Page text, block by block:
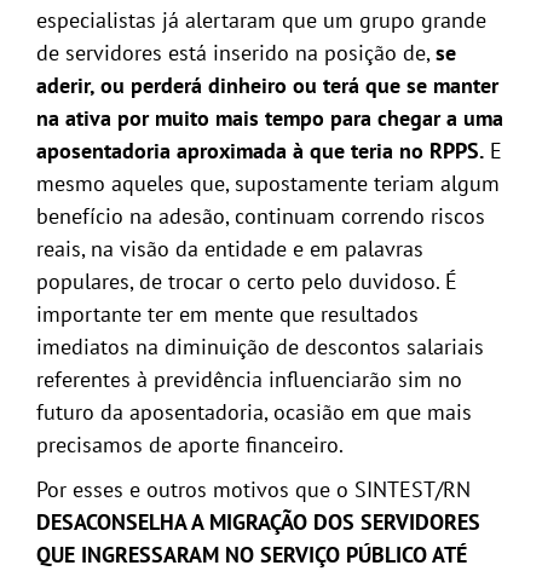
especialistas já alertaram que um grupo grande
de servidores está inserido na posição de,se
aderir, ou perderá dinheiro ou terá que se manter
na ativa por muito mais tempo para chegar a uma
aposentadoria aproximada à que teria no RPPS.E
mesmo aqueles que, supostamente teriam algum
benefício na adesão, continuam correndo riscos
reais, na visão da entidade e em palavras
populares, de trocar o certo pelo duvidoso. É
importante ter em mente que resultados
imediatos na diminuição de descontos salariais
referentes à previdência influenciarão sim no
futuro da aposentadoria, ocasião em que mais
precisamos de aporte financeiro.
Por esses e outros motivos que o SINTEST/RN
DESACONSELHA A MIGRAÇÃO DOS SERVIDORES
QUE INGRESSARAM NO SERVIÇO PÚBLICO ATÉ